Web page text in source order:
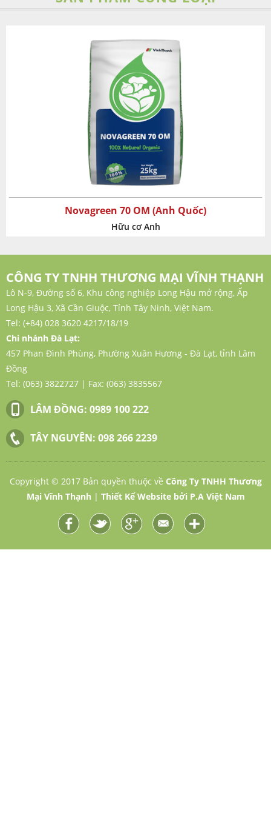
OM (Anh Quốc)
cơ Hà Lan
CÔNG TY TNHH THƯƠNG MẠI VĨNH THẠNH
Lô N-9, Đường số 6, Khu công nghiệp Long Hậu mở rộng, Ấp
Long Hậu 3, Xã Cần Giuộc, Tỉnh Tây Ninh, Việt Nam.
Tel: (+84) 028 3620 4217/18/19
Chi nhánh Đà Lạt:
457 Phan Đình Phùng, Phường Xuân Hương - Đà Lạt, tỉnh Lâm
Đồng
Tel: (063) 3822727 | Fax: (063) 3835567
LÂM ĐỒNG: 0989 100 222
TÂY NGUYÊN: 098 266 2239
Copyright © 2017 Bản quyền thuộc về Công Ty TNHH Thương
Mại Vĩnh Thạnh | Thiết Kế Website bởi P.A Việt Nam